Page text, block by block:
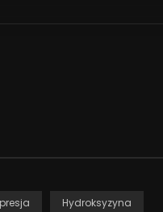
Hydroksyzyna